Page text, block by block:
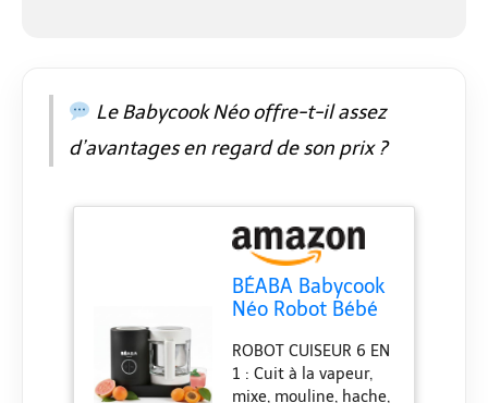
l’Ain et produit en
vient de Sabatier
de-Dôme GRANDE
CONTENANCE : Une
grande capacité de
mixage pour
préparer en un cycle
jusqu’à 5 portions de
120g, adapté à toute
la famille et ne
nécessitant pas de
Le Babycook Néo offre-t-il assez
d’avantages en regard de son prix ?
BÉABA Babycook
Néo Robot Bébé
France Mixeur-
Cuiseur Bol en
ROBOT CUISEUR 6 EN
1 : Cuit à la vapeur,
mixe, mouline, hache,